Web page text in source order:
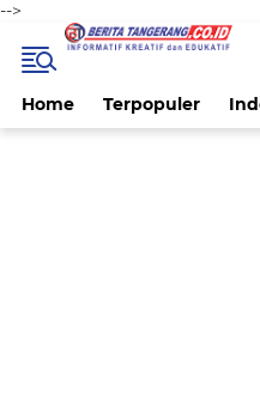
-->
Home Terpopuler